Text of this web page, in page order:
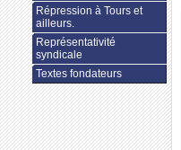
Répression à Tours et
ailleurs.
Représentativité
syndicale
Textes fondateurs